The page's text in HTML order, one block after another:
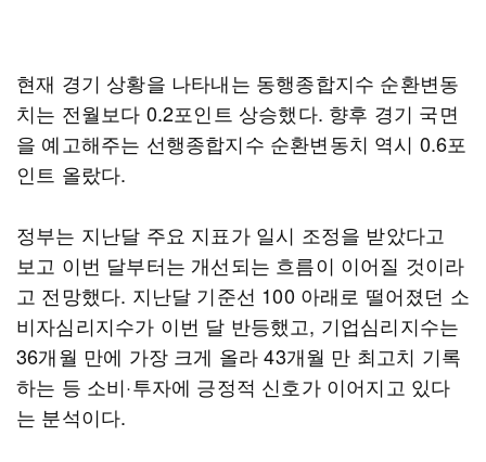
현재 경기 상황을 나타내는 동행종합지수 순환변동
치는 전월보다 0.2포인트 상승했다. 향후 경기 국면
을 예고해주는 선행종합지수 순환변동치 역시 0.6포
인트 올랐다.
정부는 지난달 주요 지표가 일시 조정을 받았다고
보고 이번 달부터는 개선되는 흐름이 이어질 것이라
고 전망했다. 지난달 기준선 100 아래로 떨어졌던 소
비자심리지수가 이번 달 반등했고, 기업심리지수는
36개월 만에 가장 크게 올라 43개월 만 최고치 기록
하는 등 소비·투자에 긍정적 신호가 이어지고 있다
는 분석이다.